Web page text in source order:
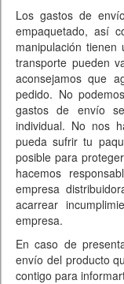
Los gastos de
empaquetado, así
manipulación
transporte pueden
aconsejamos que
pedido. No
gastos de envío
individual. No nos
pueda sufrir tu
posible para
hacemos
empresa
acarrear
empresa.
En caso de
envío del producto
contigo para